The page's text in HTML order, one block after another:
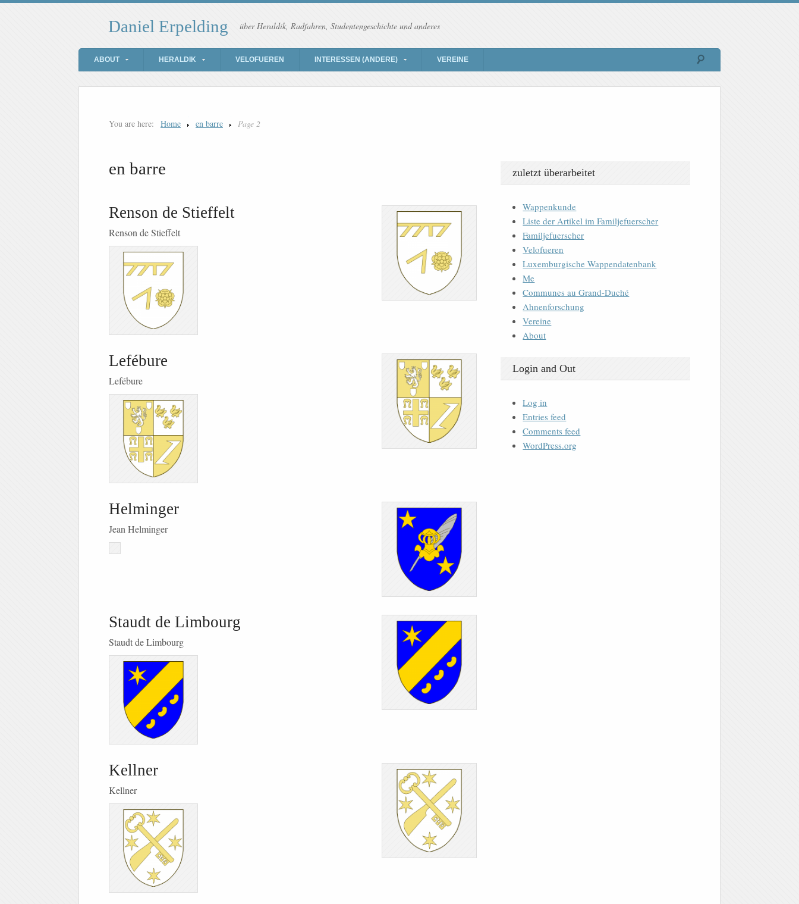
Daniel Erpelding über Heraldik, Radfahren, Studentengeschichte und anderes
ABOUT HERALDIK VELOFUEREN INTERESSEN (ANDERE) VEREINE
You are here: Home en barre Page 2
en barre
Renson de Stieffelt
Renson de Stieffelt
Lefébure
Lefébure
Helminger
Jean Helminger
Staudt de Limbourg
Staudt de Limbourg
Kellner
Kellner
zuletzt überarbeitet
Wappenkunde
Liste der Artikel im Familjefuerscher
Familjefuerscher
Velofueren
Luxemburgische Wappendatenbank
Me
Communes au Grand-Duché
Ahnenforschung
Vereine
About
Login and Out
Log in
Entries feed
Comments feed
WordPress.org